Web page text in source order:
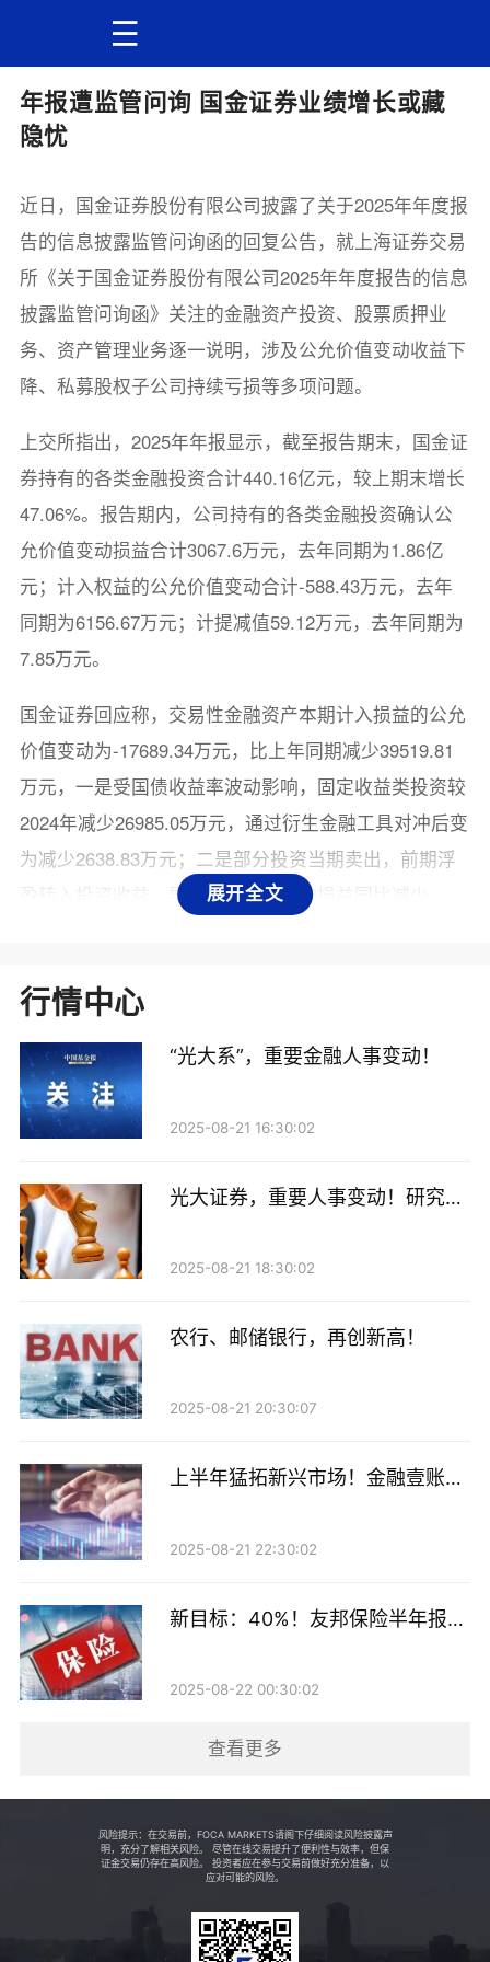
年报遭监管问询 国金证券业绩增长或藏
隐忧
展开全文
近日，国金证券股份有限公司披露了关于2025年年度报
告的信息披露监管问询函的回复公告，就上海证券交易
所《关于国金证券股份有限公司2025年年度报告的信息
披露监管问询函》关注的金融资产投资、股票质押业
务、资产管理业务逐一说明，涉及公允价值变动收益下
降、私募股权子公司持续亏损等多项问题。
上交所指出，2025年年报显示，截至报告期末，国金证
券持有的各类金融投资合计440.16亿元，较上期末增长
47.06%。报告期内，公司持有的各类金融投资确认公
允价值变动损益合计3067.6万元，去年同期为1.86亿
元；计入权益的公允价值变动合计-588.43万元，去年
同期为6156.67万元；计提减值59.12万元，去年同期为
7.85万元。
国金证券回应称，交易性金融资产本期计入损益的公允
价值变动为-17689.34万元，比上年同期减少39519.81
万元，一是受国债收益率波动影响，固定收益类投资较
2024年减少26985.05万元，通过衍生金融工具对冲后变
为减少2638.83万元；二是部分投资当期卖出，前期浮
盈转入投资收益，导致公允价值变动损益同比减少
股票质押业务方面，国金证券以自有资金出资参与支持
民营企业发展资产管理计划的期末待回购金额为30.03
亿元，较上年末增长28.83%；报告期内实现利息收入
9503.97万元，同比下降35.60%。对此，上交所要求国
金证券说明公司支持民营企业发展资管计划期末待回购
国金证券表示，公司以自有资金通过支持民企发展资产
管理计划参与的股票质押业务规模，虽然2025年底的时
规模（约27.35亿元）较2024年的月均融出规模（约
32.83亿元）下降约16.69%，即年末时点虽然待回购金
额上升，但期间规模下降，因此利息收入下降。
除了月均融出规模同比下降，公司的股票质押业务融出
利率也呈逐步下降趋势。国金证券称，一方面，社会综
合融资成本及金融机构贷款利率在2025年低位运行并继
续下行，其融出利率因此持续下行，另一方面，在市场
整体趋势和客户更丰富的融资选择等因素影响下，公司
2025年底时加权平均融出利率较上年底下降约0.91%。
资产管理业务方面，上交所问询了国金证券私募股权基
实现营业收入分别为1887.7万元、-1.15亿元、-5220.03
万元，实现净利润分别为-1645.58万元、-1.49亿
元、-6173.46万元。
国金证券称，2025年营收为负主要是公司投资的A创投
行情中心
“光大系”，重要金融人事变动！
2025-08-21 16:30:02
光大证券，重要人事变动！研究所
2025-08-21 18:30:02
农行、邮储银行，再创新高！
2025-08-21 20:30:07
上半年猛拓新兴市场！金融壹账通
2025-08-21 22:30:02
新目标：40%！友邦保险半年报出
2025-08-22 00:30:02
查看更多
风险提示：在交易前，FOCA MARKETS请阁下仔细阅读风险披露声
明，充分了解相关风险。 尽管在线交易提升了便利性与效率，但保
证金交易仍存在高风险。 投资者应在参与交易前做好充分准备，以
应对可能的风险。